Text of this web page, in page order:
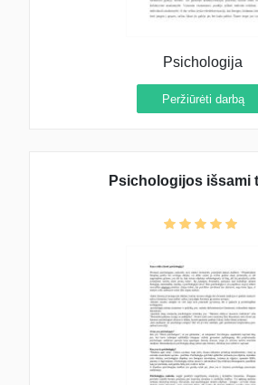
Psichologija
Peržiūrėti darbą
Psichologijos išsami